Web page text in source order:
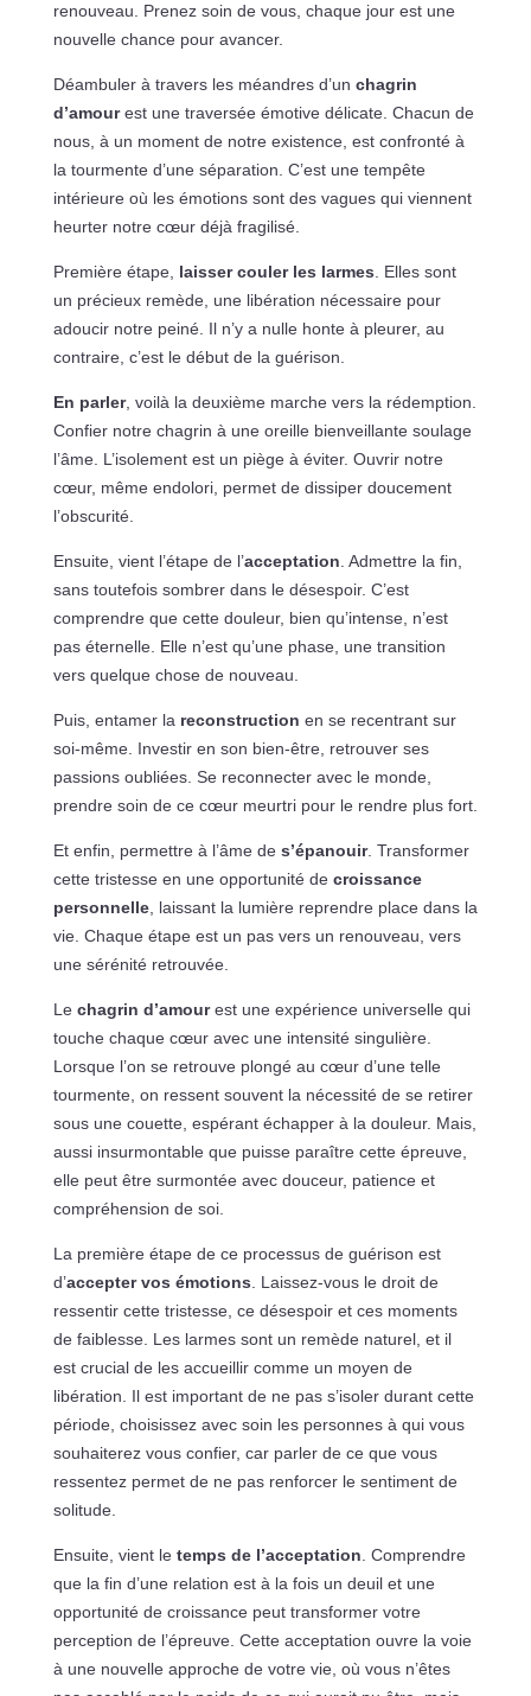
renouveau. Prenez soin de vous, chaque jour est une
nouvelle chance pour avancer.
Déambuler à travers les méandres d’un chagrin
d’amourest une traversée émotive délicate. Chacun de
nous, à un moment de notre existence, est confronté à
la tourmente d’une séparation. C’est une tempête
intérieure où les émotions sont des vagues qui viennent
heurter notre cœur déjà fragilisé.
Première étape, laisser couler les larmes . Elles sont
un précieux remède, une libération nécessaire pour
adoucir notre peiné. Il n’y a nulle honte à pleurer, au
contraire, c’est le début de la guérison.
En parler, voilà la deuxième marche vers la rédemption.
Confier notre chagrin à une oreille bienveillante soulage
l’âme. L’isolement est un piège à éviter. Ouvrir notre
cœur, même endolori, permet de dissiper doucement
l’obscurité.
Ensuite, vient l’étape de l’acceptation . Admettre la fin,
sans toutefois sombrer dans le désespoir. C’est
comprendre que cette douleur, bien qu’intense, n’est
pas éternelle. Elle n’est qu’une phase, une transition
vers quelque chose de nouveau.
Puis, entamer la reconstruction en se recentrant sur
soi-même. Investir en son bien-être, retrouver ses
passions oubliées. Se reconnecter avec le monde,
prendre soin de ce cœur meurtri pour le rendre plus fort.
Et enfin, permettre à l’âme de s’épanouir. Transformer
cette tristesse en une opportunité de croissance
personnelle, laissant la lumière reprendre place dans la
vie. Chaque étape est un pas vers un renouveau, vers
une sérénité retrouvée.
Le chagrin d’amourest une expérience universelle qui
touche chaque cœur avec une intensité singulière.
Lorsque l’on se retrouve plongé au cœur d’une telle
tourmente, on ressent souvent la nécessité de se retirer
sous une couette, espérant échapper à la douleur. Mais,
aussi insurmontable que puisse paraître cette épreuve,
elle peut être surmontée avec douceur, patience et
compréhension de soi.
La première étape de ce processus de guérison est
d’accepter vos émotions . Laissez-vous le droit de
ressentir cette tristesse, ce désespoir et ces moments
de faiblesse. Les larmes sont un remède naturel, et il
est crucial de les accueillir comme un moyen de
libération. Il est important de ne pas s’isoler durant cette
période, choisissez avec soin les personnes à qui vous
souhaiterez vous confier, car parler de ce que vous
ressentez permet de ne pas renforcer le sentiment de
solitude.
Ensuite, vient le temps de l’acceptation . Comprendre
que la fin d’une relation est à la fois un deuil et une
opportunité de croissance peut transformer votre
perception de l’épreuve. Cette acceptation ouvre la voie
à une nouvelle approche de votre vie, où vous n’êtes